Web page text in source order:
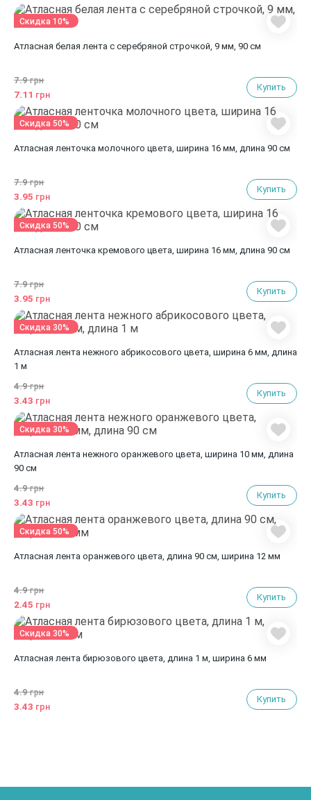
Атласная белая лента с серебряной строчкой, 9 мм, 90 см
7.9грн
7.11 грн
Купить
Скидка 10%
Атласная ленточка молочного цвета, ширина 16 мм, длина 90 см
7.9грн
3.95 грн
Купить
Скидка 50%
Атласная ленточка кремового цвета, ширина 16 мм, длина 90 см
7.9грн
3.95 грн
Купить
Скидка 50%
Атласная лента нежного абрикосового цвета, ширина 6 мм, длина
1 м
4.9грн
3.43 грн
Купить
Скидка 30%
Атласная лента нежного оранжевого цвета, ширина 10 мм, длина
90 см
4.9грн
3.43 грн
Купить
Скидка 30%
Атласная лента оранжевого цвета, длина 90 см, ширина 12 мм
4.9грн
2.45 грн
Купить
Скидка 50%
Атласная лента бирюзового цвета, длина 1 м, ширина 6 мм
4.9грн
3.43 грн
Купить
Скидка 30%